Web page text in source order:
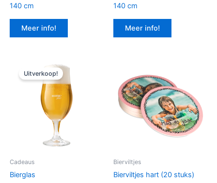
140 cm
Meer info!
140 cm
Meer info!
Uitverkoop!
Cadeaus
Bierglas
Bierviltjes
Bierviltjes hart (20 stuks)